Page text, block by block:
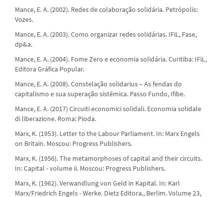
Mance, E. A. (2002). Redes de colaboração solidária. Petrópolis:
Vozes.
Mance, E. A. (2003). Como organizar redes solidárias. IFiL, Fase,
dp&a.
Mance, E. A. (2004). Fome Zero e economia solidária. Curitiba: IFiL,
Editora Gráfica Popular.
Mance, E. A. (2008). Constelação solidarius – As fendas do
capitalismo e sua superação sistêmica. Passo Fundo, Ifibe.
Mance, E. A. (2017) Circuiti economici solidali. Economia solidale
di liberazione. Roma: Pioda.
Marx, K. (1953). Letter to the Labour Parliament. In: Marx Engels
on Britain. Moscou: Progress Publishers.
Marx, K. (1956). The metamorphoses of capital and their circuits.
In: Capital - volume ii. Moscou: Progress Publishers.
Marx, K. (1962). Verwandlung von Geld in Kapital. In: Karl
Marx/Friedrich Engels - Werke. Dietz Editora., Berlim. Volume 23,